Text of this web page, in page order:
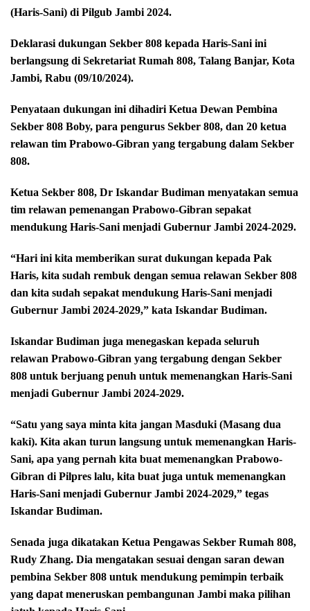
(Haris-Sani) di Pilgub Jambi 2024.
Deklarasi dukungan Sekber 808 kepada Haris-Sani ini
berlangsung di Sekretariat Rumah 808, Talang Banjar, Kota
Jambi, Rabu (09/10/2024).
Penyataan dukungan ini dihadiri Ketua Dewan Pembina
Sekber 808 Boby, para pengurus Sekber 808, dan 20 ketua
relawan tim Prabowo-Gibran yang tergabung dalam Sekber
808.
Ketua Sekber 808, Dr Iskandar Budiman menyatakan semua
tim relawan pemenangan Prabowo-Gibran sepakat
mendukung Haris-Sani menjadi Gubernur Jambi 2024-2029.
“Hari ini kita memberikan surat dukungan kepada Pak
Haris, kita sudah rembuk dengan semua relawan Sekber 808
dan kita sudah sepakat mendukung Haris-Sani menjadi
Gubernur Jambi 2024-2029,” kata Iskandar Budiman.
Iskandar Budiman juga menegaskan kepada seluruh
relawan Prabowo-Gibran yang tergabung dengan Sekber
808 untuk berjuang penuh untuk memenangkan Haris-Sani
menjadi Gubernur Jambi 2024-2029.
“Satu yang saya minta kita jangan Masduki (Masang dua
kaki). Kita akan turun langsung untuk memenangkan Haris-
Sani, apa yang pernah kita buat memenangkan Prabowo-
Gibran di Pilpres lalu, kita buat juga untuk memenangkan
Haris-Sani menjadi Gubernur Jambi 2024-2029,” tegas
Iskandar Budiman.
Senada juga dikatakan Ketua Pengawas Sekber Rumah 808,
Rudy Zhang. Dia mengatakan sesuai dengan saran dewan
pembina Sekber 808 untuk mendukung pemimpin terbaik
yang dapat meneruskan pembangunan Jambi maka pilihan